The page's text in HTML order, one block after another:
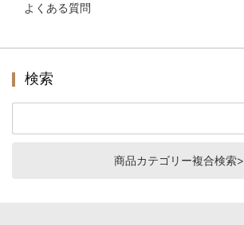
よくある質問
検索
商品カテゴリー複合検索>